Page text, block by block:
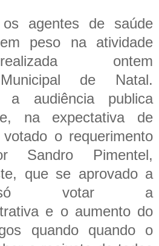
agentes de saúde
peso na atividade
ontem
de Natal.
a audiência publica
na expectativa de
o requerimento
Sandro Pimentel,
que se aprovado a
só votar a
e o aumento do
quando quando o